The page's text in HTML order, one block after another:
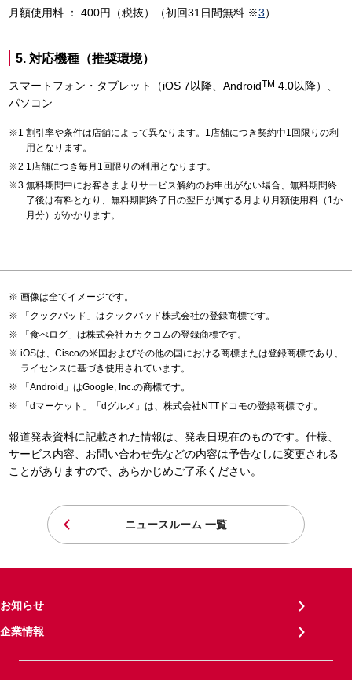
月額使用料 ： 400円（税抜）（初回31日間無料 ※3）
5. 対応機種（推奨環境）
スマートフォン・タブレット（iOS 7以降、AndroidTM 4.0以降）、
パソコン
割引率や条件は店舗によって異なります。1店舗につき契約中1回限りの利
用となります。
1店舗につき毎月1回限りの利用となります。
無料期間中にお客さまよりサービス解約のお申出がない場合、無料期間終
了後は有料となり、無料期間終了日の翌日が属する月より月額使用料（1か
月分）がかかります。
画像は全てイメージです。
「クックパッド」はクックパッド株式会社の登録商標です。
「食べログ」は株式会社カカクコムの登録商標です。
iOSは、Ciscoの米国およびその他の国における商標または登録商標であり、
ライセンスに基づき使用されています。
「Android」はGoogle, Inc.の商標です。
「dマーケット」「dグルメ」は、株式会社NTTドコモの登録商標です。
報道発表資料に記載された情報は、発表日現在のものです。仕様、
サービス内容、お問い合わせ先などの内容は予告なしに変更される
ことがありますので、あらかじめご了承ください。
ニュースルーム 一覧
お知らせ
企業情報